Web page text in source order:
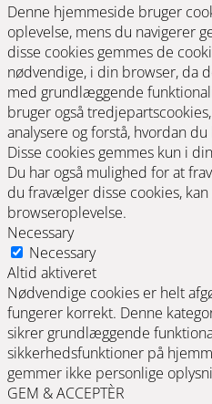
Denne hjemmeside bruger
oplevelse, mens du navigerer
disse cookies gemmes de
nødvendige, i din browser, da
med grundlæggende
bruger også
analysere og forstå, hvordan
Disse cookies gemmes kun i
Du har også mulighed for at
du fravælger disse cookies,
browseroplevelse.
Necessary
Necessary
Altid aktiveret
Nødvendige cookies er helt
fungerer korrekt. Denne
sikrer grundlæggende
sikkerhedsfunktioner på
gemmer ikke personlige
GEM & ACCEPTÈR